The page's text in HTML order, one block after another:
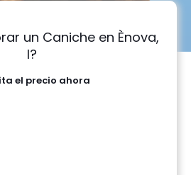
un Caniche en Ènova,
l?
el precio ahora